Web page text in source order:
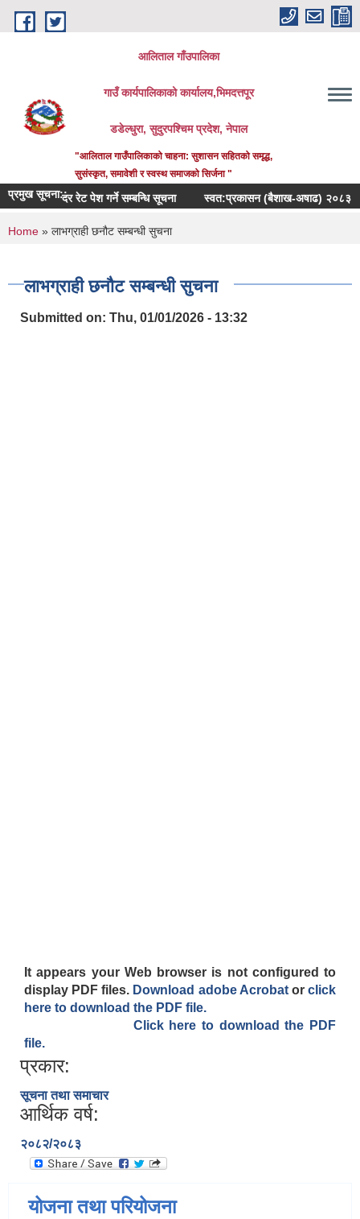
Skip to main content
आलिताल गाँउपालिका
गाउँ कार्यपालिकाको कार्यालय,भिमदत्तपूर
डडेल्धुरा, सुदुरपश्चिम प्रदेश, नेपाल
"आलिताल गाउँपालिकाको चाहना: सुशासन सहितको समृद्ध,
सुसंस्कृत, समावेशी र स्वस्थ समाजको सिर्जना "
प्रमुख सूचना::
दर रेट पेश गर्ने सम्बन्धि सूचना स्वत:प्रकासन (बैशाख-अषाढ) २०८३
You are here
Home » लाभग्राही छनौट सम्बन्धी सुचना
लाभग्राही छनौट सम्बन्धी सुचना
Submitted on: Thu, 01/01/2026 - 13:32
It appears your Web browser is not configured to
display PDF files. Download adobe Acrobat orclick
here to download the PDF file.
Click here to download the PDF
file.
प्रकार:
सूचना तथा समाचार
आर्थिक वर्ष:
२०८२/२०८३
योजना तथा परियोजना